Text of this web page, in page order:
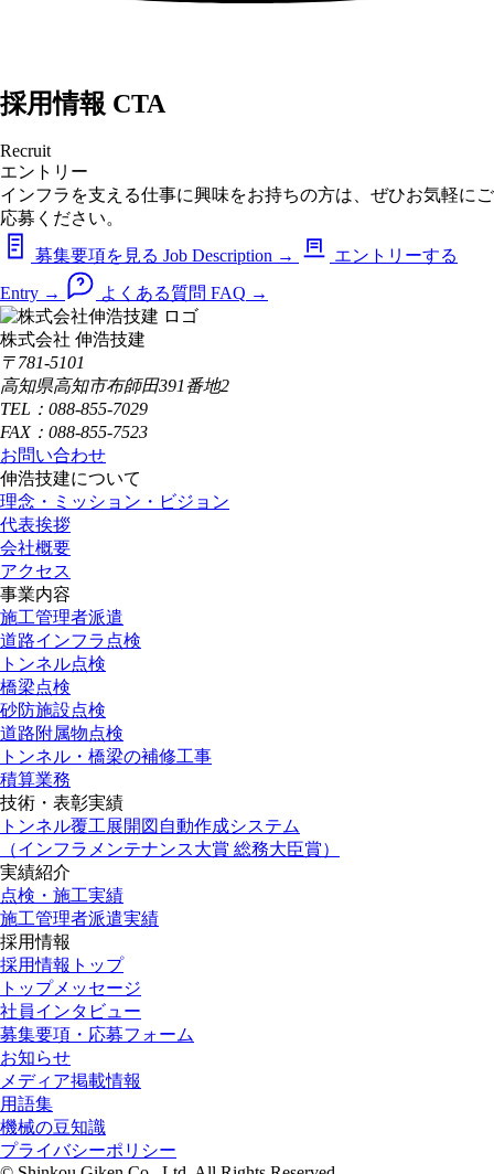
採用情報 CTA
Recruit
エントリー
インフラを支える仕事に興味をお持ちの方は、ぜひお気軽にご
応募ください。
募集要項を見る Job Description →
エントリーする
Entry → よくある質問 FAQ →
株式会社 伸浩技建
〒781-5101
高知県高知市布師田391番地2
TEL：088-855-7029
FAX：088-855-7523
お問い合わせ
伸浩技建について
理念・ミッション・ビジョン
代表挨拶
会社概要
アクセス
事業内容
施工管理者派遣
道路インフラ点検
トンネル点検
橋梁点検
砂防施設点検
道路附属物点検
トンネル・橋梁の補修工事
積算業務
技術・表彰実績
トンネル覆工展開図自動作成システム
（インフラメンテナンス大賞 総務大臣賞）
実績紹介
点検・施工実績
施工管理者派遣実績
採用情報
採用情報トップ
トップメッセージ
社員インタビュー
募集要項・応募フォーム
お知らせ
メディア掲載情報
用語集
機械の豆知識
プライバシーポリシー